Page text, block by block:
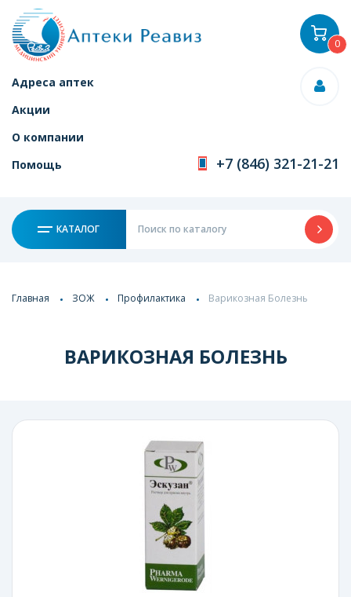
Адреса аптек
Акции
О компании
Помощь
+7 (846) 321-21-21
КАТАЛОГ
0
Главная ЗОЖ Профилактика Варикозная Болезнь
ВАРИКОЗНАЯ БОЛЕЗНЬ